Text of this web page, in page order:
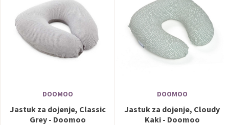
DOOMOO
Jastuk za dojenje, Classic
Grey - Doomoo
DOOMOO
Jastuk za dojenje, Cloudy
Kaki - Doomoo